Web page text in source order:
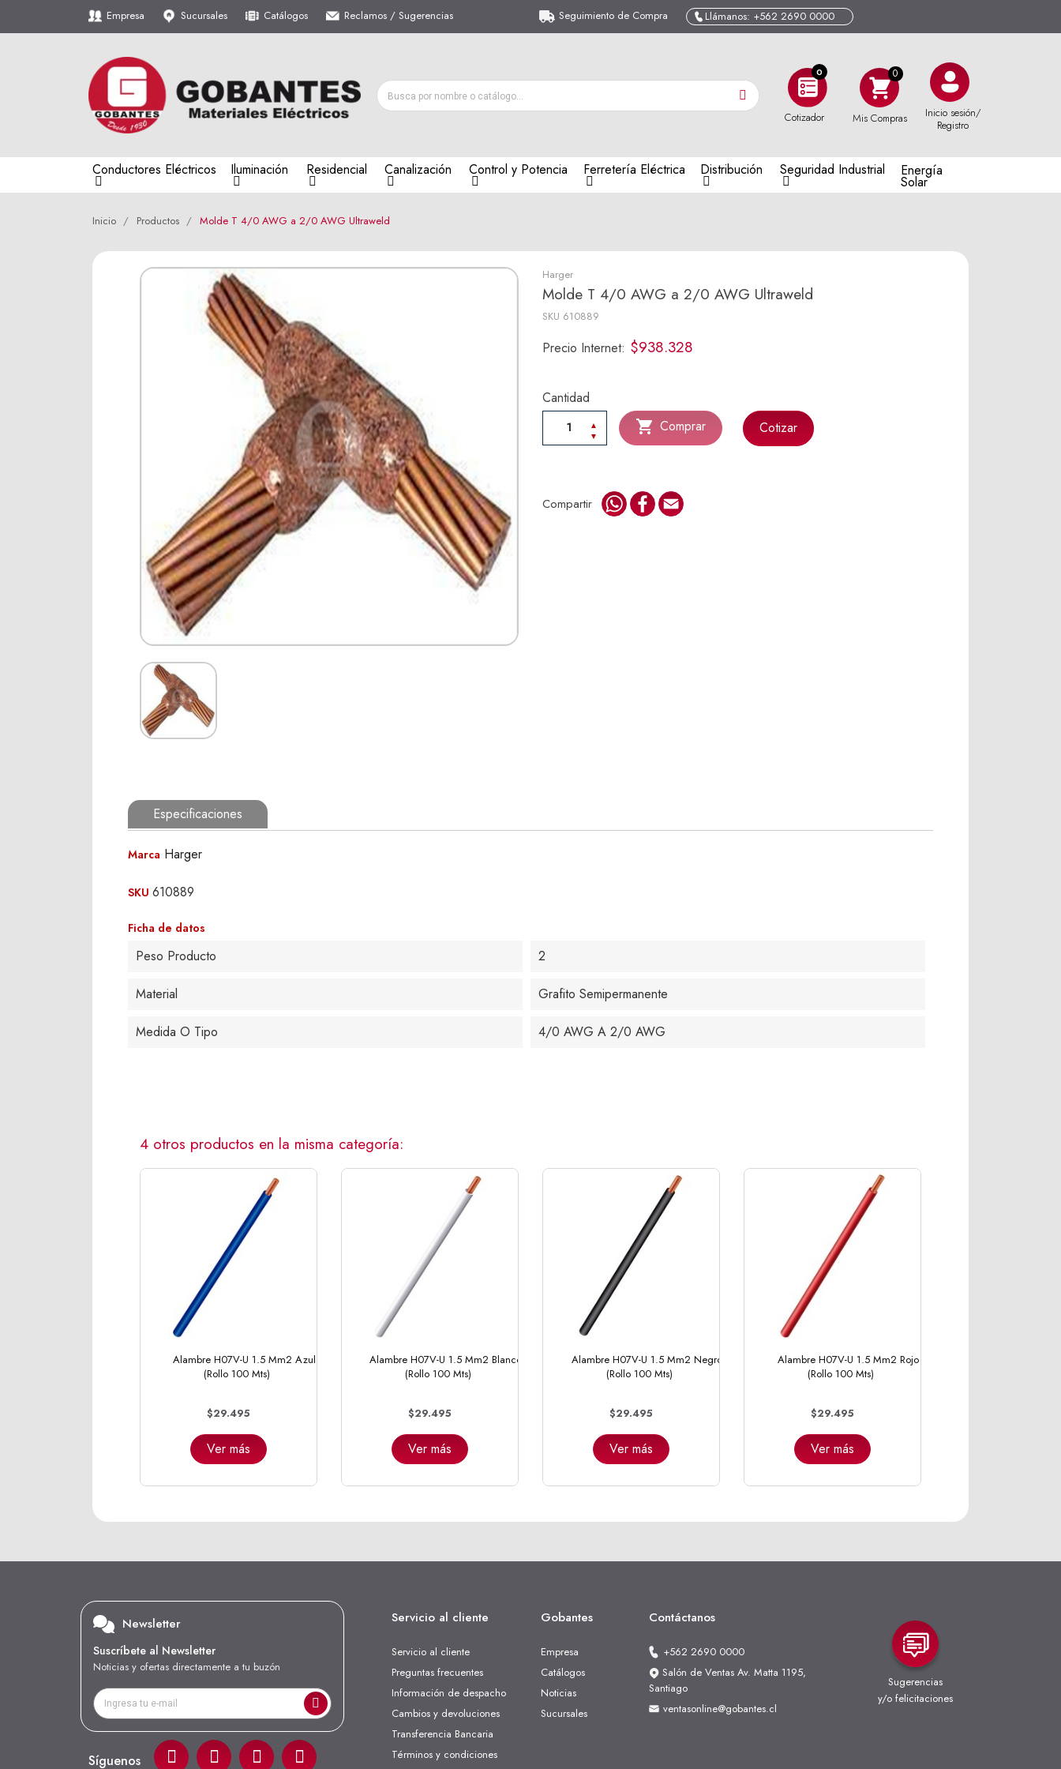
Empresa Sucursales Catálogos Reclamos / Sugerencias Seguimiento de Compra Llámanos: +562 2690 0000
0
Cotizador Mis Compras
Inicio sesión/
Registro
Conductores Eléctricos Iluminación Residencial Canalización Control y Potencia Ferretería Eléctrica Distribución Seguridad Industrial Energía
Solar
Inicio Productos Molde T 4/0 AWG a 2/0 AWG Ultraweld
Harger
Molde T 4/0 AWG a 2/0 AWG Ultraweld
SKU 610889
Precio Internet: $938.328
Cantidad
 Comprar Cotizar
Compartir WhatsApp
Facebook
Especificaciones
Marca Harger
SKU 610889
Ficha de datos
Peso Producto 2
Material Grafito Semipermanente
Medida O Tipo 4/0 AWG A 2/0 AWG
4 otros productos en la misma categoría:
Alambre H07V-U 1.5 Mm2 Azul
(Rollo 100 Mts)
$29.495
Ver más
Alambre H07V-U 1.5 Mm2 Blanco
(Rollo 100 Mts)
$29.495
Ver más
Alambre H07V-U 1.5 Mm2 Negro
(Rollo 100 Mts)
$29.495
Ver más
Alambre H07V-U 1.5 Mm2 Rojo
(Rollo 100 Mts)
$29.495
Ver más
Newsletter
Suscríbete al Newsletter
Noticias y ofertas directamente a tu buzón
Síguenos
Servicio al cliente
Servicio al cliente
Preguntas frecuentes
Información de despacho
Cambios y devoluciones
Transferencia Bancaria
Términos y condiciones
Gobantes
Empresa
Catálogos
Noticias
Sucursales
Contáctanos
+562 2690 0000
Salón de Ventas Av. Matta 1195,
Santiago
ventasonline@gobantes.cl
Sugerencias
y/o felicitaciones